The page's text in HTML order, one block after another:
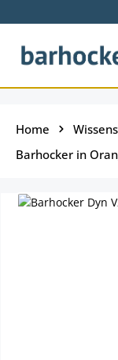
Zum Hauptinhalt
Home
Barhocker in